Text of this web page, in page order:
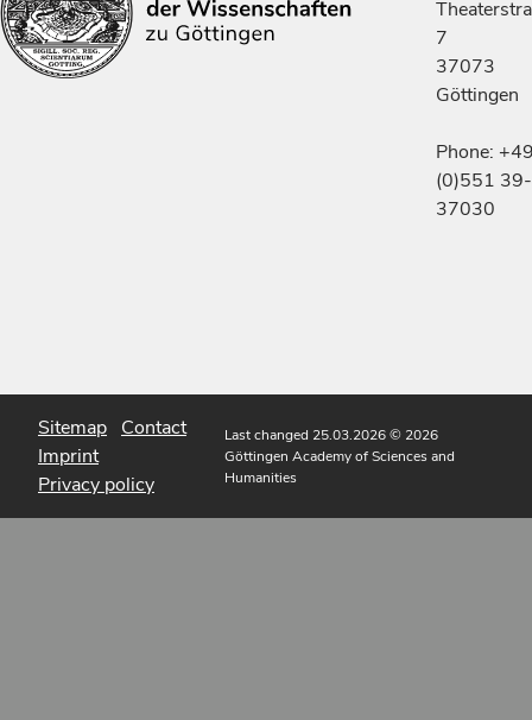
7
37073
Göttingen
Phone:
(0)551 39-
37030
Sitemap Contact
Imprint
Privacy policy
Last changed 25.03.2026© 2026
Göttingen Academy of Sciences and
Humanities